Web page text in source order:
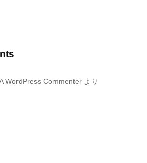
WordPress Commenterより